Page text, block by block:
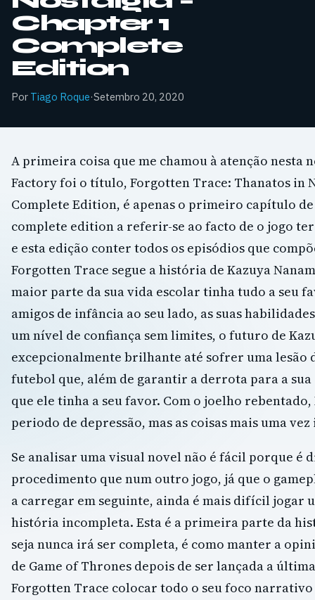
Chapter 1
Complete
Edition
Por Tiago Roque·Setembro 20, 2020
A primeira coisa que me chamou à atenção nesta
Factory foi o título, Forgotten Trace: Thanatos in
Complete Edition, é apenas o primeiro capítulo
complete edition a referir-se ao facto de o jogo
e esta edição conter todos os episódios que
Forgotten Trace segue a história de Kazuya
maior parte da sua vida escolar tinha tudo a seu
amigos de infância ao seu lado, as suas
um nível de confiança sem limites, o futuro de
excepcionalmente brilhante até sofrer uma lesão
futebol que, além de garantir a derrota para a
que ele tinha a seu favor. Com o joelho
periodo de depressão, mas as coisas mais uma
Se analisar uma visual novel não é fácil porque é
procedimento que num outro jogo, já que o
a carregar em seguinte, ainda é mais difícil jogar
história incompleta. Esta é a primeira parte da
seja nunca irá ser completa, é como manter a
de Game of Thrones depois de ser lançada a
Forgotten Trace colocar todo o seu foco narrativo